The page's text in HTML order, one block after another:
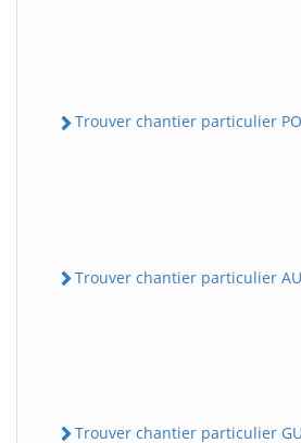
Trouver chantier particulier
Trouver chantier particulier
Trouver chantier particulier